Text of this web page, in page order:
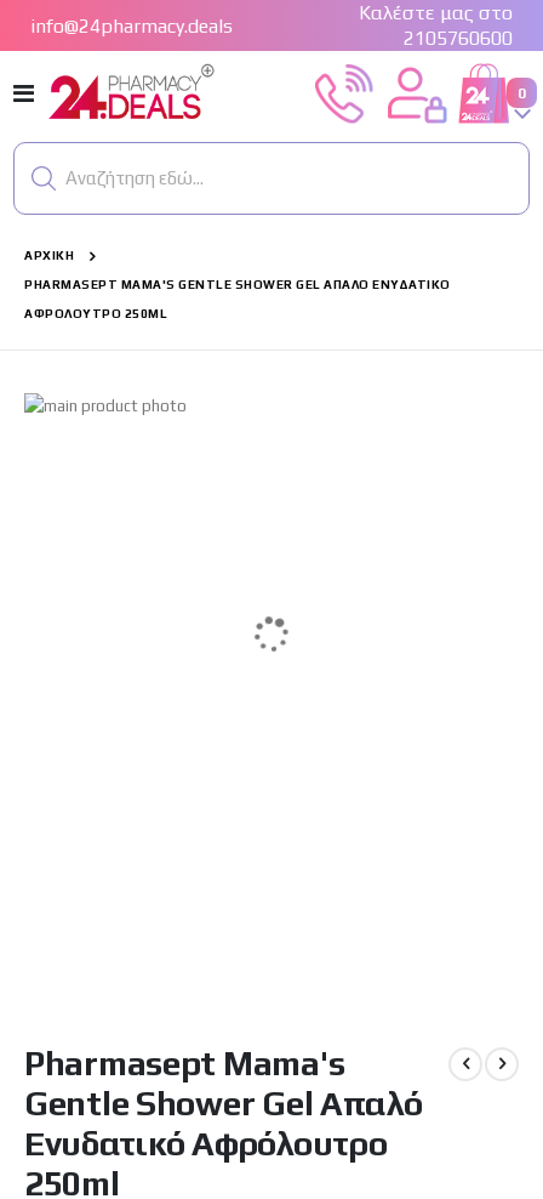
info@24pharmacy.deals
Καλέστε μας στο
2105760600
Εναλλαγή
Πλοήγησης
Cart
0
Αναζήτηση εδώ...
ΑΡΧΙΚΉ
PHARMASEPT MAMA'S GENTLE SHOWER GEL ΑΠΑΛΌ ΕΝΥΔΑΤΙΚΌ
ΑΦΡΌΛΟΥΤΡΟ 250ML
Μετάβαση
στην
της
συλλογής
εικόνων
Pharmasept Mama's
Gentle Shower Gel Απαλό
Ενυδατικό Αφρόλουτρο
250ml